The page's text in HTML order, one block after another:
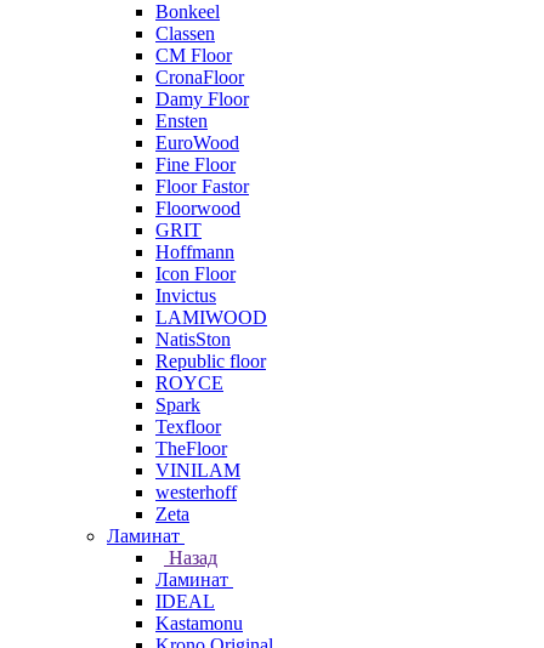
Bonkeel
Classen
CM Floor
CronaFloor
Damy Floor
Ensten
EuroWood
Fine Floor
Floor Fastor
Floorwood
GRIT
Hoffmann
Icon Floor
Invictus
LAMIWOOD
NatisSton
Republic floor
ROYCE
Spark
Texfloor
TheFloor
VINILAM
westerhoff
Zeta
Ламинат
Назад
Ламинат
IDEAL
Kastamonu